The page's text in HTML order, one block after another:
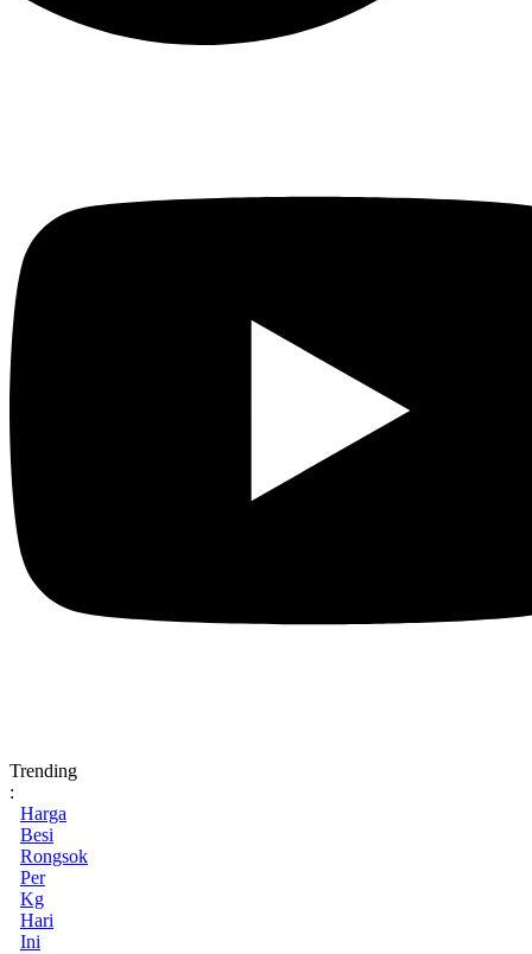
Trending
:
Harga
Besi
Rongsok
Per
Kg
Hari
Ini